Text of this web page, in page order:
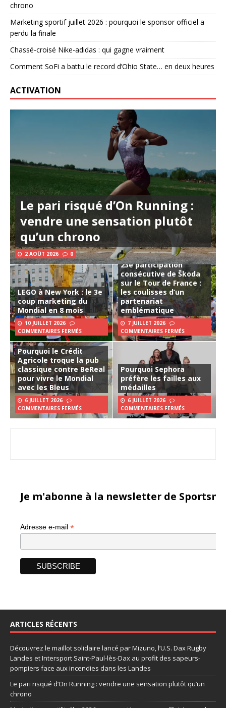
chrono
Marketing sportif juillet 2026 : pourquoi le sponsor officiel a
perdu la finale
Chassé-croisé Nike-adidas : qui gagne vraiment
Comment SoFi a battu le record d’Ohio State… en deux heures
ACTIVATION
Le pari risqué d’On Running :
vendre une sensation plutôt
qu’un chrono
2 AOÛT 2026 0
LEGO à New York : le 3e
coup marketing du
Mondial en 8 mois
10 JUILLET 2026
COMMENTAIRES FERMÉS
23e participation
consécutive de Škoda
sur le Tour de France :
les coulisses d’un
partenariat
emblématique
7 JUILLET 2026
COMMENTAIRES FERMÉS
Pourquoi le Crédit
Agricole troque la pub
classique contre BeReal
pour vivre le Mondial
avec les Bleus
6 JUILLET 2026
COMMENTAIRES FERMÉS
Pourquoi Sephora
préfère les failles aux
médailles
6 JUILLET 2026
COMMENTAIRES FERMÉS
Je m'abonne à la newsletter de
Adresse e-mail *
ARTICLES RÉCENTS
Découvrez le maillot solidaire lancé par Mizuno, l’U.S. Dax Rugby
Landes et Intersport Saint-Paul-lès-Dax au profit des sapeurs-
pompiers face aux incendies dans les Landes
Le pari risqué d’On Running : vendre une sensation plutôt qu’un
chrono